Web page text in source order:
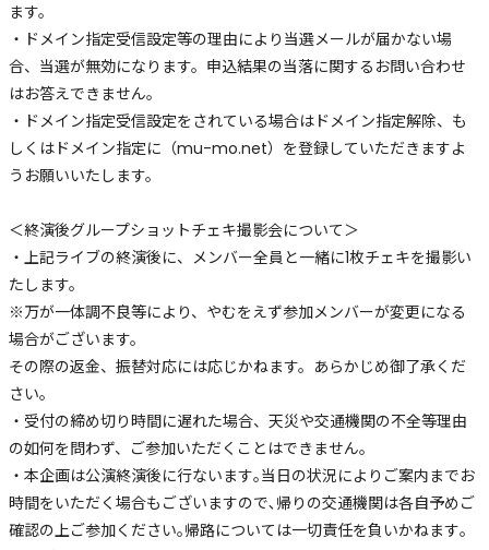
ます。
・ドメイン指定受信設定等の理由により当選メールが届かない場
合、当選が無効になります。申込結果の当落に関するお問い合わせ
はお答えできません。
・ドメイン指定受信設定をされている場合はドメイン指定解除、も
しくはドメイン指定に（mu-mo.net）を登録していただきますよ
うお願いいたします。
＜終演後グループショットチェキ撮影会について＞
・上記ライブの終演後に、メンバー全員と一緒に1枚チェキを撮影い
たします。
※万が一体調不良等により、やむをえず参加メンバーが変更になる
場合がございます。
その際の返金、振替対応には応じかねます。あらかじめ御了承くだ
さい。
・受付の締め切り時間に遅れた場合、天災や交通機関の不全等理由
の如何を問わず、ご参加いただくことはできません。
・本企画は公演終演後に行ないます｡当日の状況によりご案内までお
時間をいただく場合もございますので､帰りの交通機関は各自予めご
確認の上ご参加ください｡帰路については一切責任を負いかねます｡